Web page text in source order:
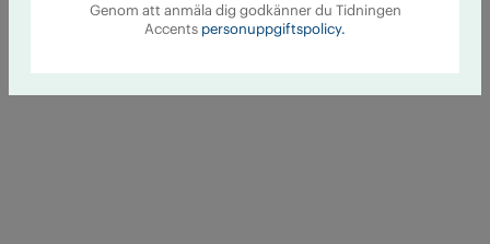
Genom att anmäla dig godkänner du Tidningen
Accents personuppgiftspolicy.